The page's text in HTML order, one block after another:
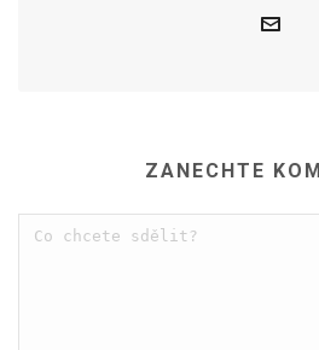
ZANECHTE